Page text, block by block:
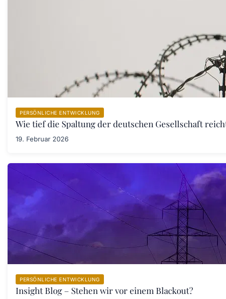
PERSÖNLICHE ENTWICKLUNG
Wie tief die Spaltung der deutschen Gesellschaft
19. Februar 2026
PERSÖNLICHE ENTWICKLUNG
Insight Blog – Stehen wir vor einem Blackout?